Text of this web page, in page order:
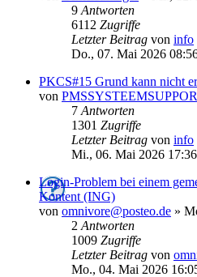
9 Antworten
6112 Zugriffe
Letzter Beitrag von info
Do., 07. Mai 2026
PKCS#15 Grund kann nicht
von
7 Antworten
1301 Zugriffe
Letzter Beitrag von info
Mi., 06. Mai 2026 17:36
Login-Problem bei einem
Kontent (ING)
von omnivore@posteo.de »
2 Antworten
1009 Zugriffe
Letzter Beitrag von
Mo., 04. Mai 2026